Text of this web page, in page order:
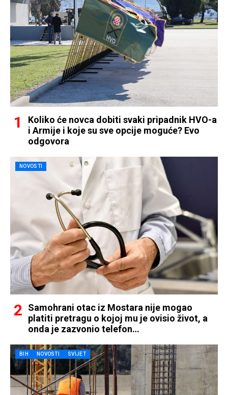
Koliko će novca dobiti svaki pripadnik HVO-a
i Armije i koje su sve opcije moguće? Evo
odgovora
NOVOSTI
Samohrani otac iz Mostara nije mogao
platiti pretragu o kojoj mu je ovisio život, a
onda je zazvonio telefon…
BIH NOVOSTI SVIJET